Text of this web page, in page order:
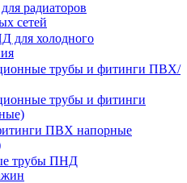
радиаторов
сетей
для холодного
трубы и фитинги ПВХ/
трубы и фитинги
ПВХ напорные
трубы ПНД